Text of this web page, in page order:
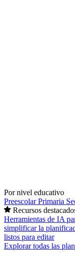
Por nivel educativo
PreescolarPrimaria
Recursos
Herramientas de IA
simplificar la
listos para editar
Explorar todas las